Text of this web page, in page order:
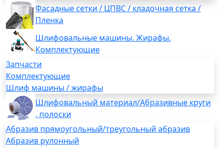
Фасадные сетки / ЦПВС / кладочная сетка /
Пленка
Шлифовальные машины. Жирафы.
Комплектующие
Запчасти
Комплектующие
Шлиф машины / жирафы
Шлифовальный материал/Абразивные круги
, полоски
Абразив прямоугольный/треугольный абразив
Абразив рулонный